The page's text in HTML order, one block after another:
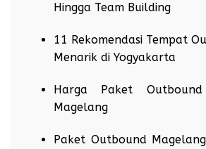
Hingga Team Building
11 Rekomendasi Tempat
Menarik di Yogyakarta
Harga Paket
Magelang
Paket Outbound